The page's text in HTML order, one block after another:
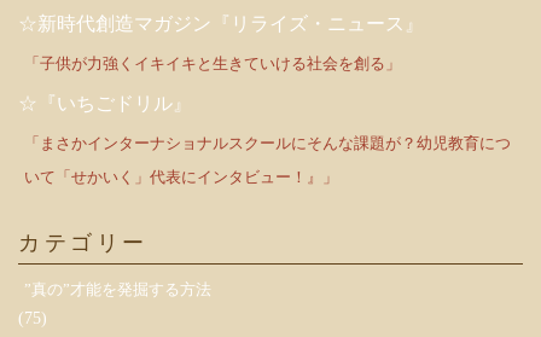
☆新時代創造マガジン『リライズ・ニュース』
「子供が力強くイキイキと生きていける社会を創る」
☆『いちごドリル』
「まさかインターナショナルスクールにそんな課題が？幼児教育につ
いて「せかいく」代表にインタビュー！』」
カテゴリー
”真の”才能を発掘する方法
(75)